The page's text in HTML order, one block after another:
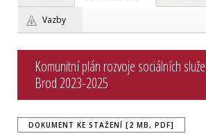
Vazby
Komunitní plán rozvoje sociálních
Brod 2023-2025
DOKUMENT KE STAŽENÍ [2 MB, PDF]